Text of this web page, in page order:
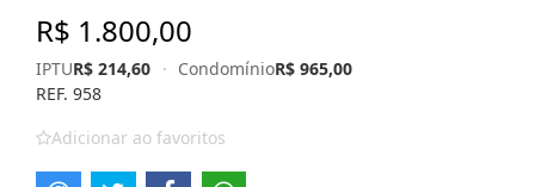
R$ 1.800,00
IPTUR$ 214,60 · CondomínioR$ 965,00
REF. 958
Adicionar ao favoritos